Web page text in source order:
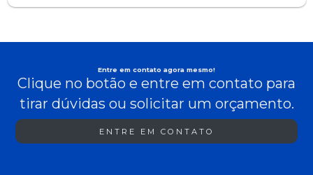
Entre em contato agora mesmo!
Clique no botão e entre em contato para
tirar dúvidas ou solicitar um orçamento.
ENTRE EM CONTATO